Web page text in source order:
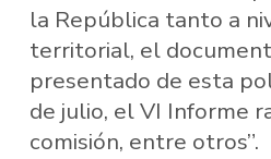
la República tanto a
territorial, el
presentado de esta
de julio, el VI Informe
comisión, entre otros”.